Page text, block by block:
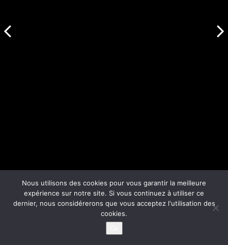
Nous utilisons des cookies pour vous garantir la meilleure
expérience sur notre site. Si vous continuez à utiliser ce
dernier, nous considérerons que vous acceptez l'utilisation des
cookies.